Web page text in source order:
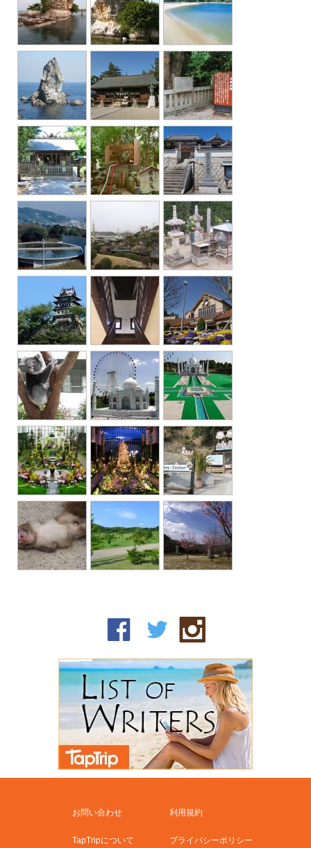
お問い合わせ 利用規約
TapTripについて プライバシーポリシー